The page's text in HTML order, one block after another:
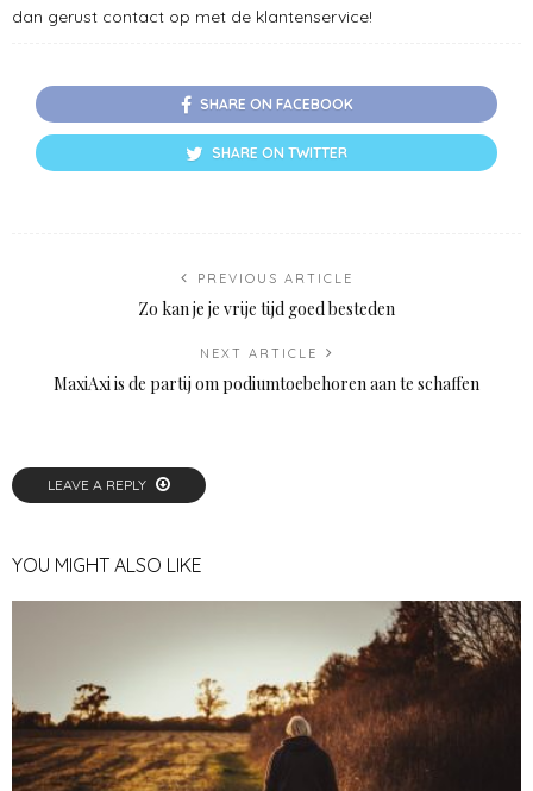
dan gerust contact op met de klantenservice!
SHARE ON FACEBOOK
SHARE ON TWITTER
PREVIOUS ARTICLE
Zo kan je je vrije tijd goed besteden
NEXT ARTICLE
MaxiAxi is de partij om podiumtoebehoren aan te schaffen
LEAVE A REPLY
YOU MIGHT ALSO LIKE